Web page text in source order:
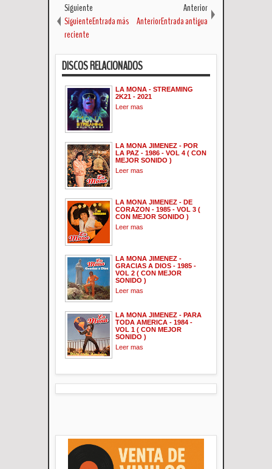
Siguiente
SiguienteEntrada más
reciente
Anterior
AnteriorEntrada antigua
DISCOS RELACIONADOS
LA MONA - STREAMING
2K21 - 2021
Leer mas
LA MONA JIMENEZ - POR
LA PAZ - 1986 - VOL 4 ( CON
MEJOR SONIDO )
Leer mas
LA MONA JIMENEZ - DE
CORAZON - 1985 - VOL 3 (
CON MEJOR SONIDO )
Leer mas
LA MONA JIMENEZ -
GRACIAS A DIOS - 1985 -
VOL 2 ( CON MEJOR
SONIDO )
Leer mas
LA MONA JIMENEZ - PARA
TODA AMERICA - 1984 -
VOL 1 ( CON MEJOR
SONIDO )
Leer mas